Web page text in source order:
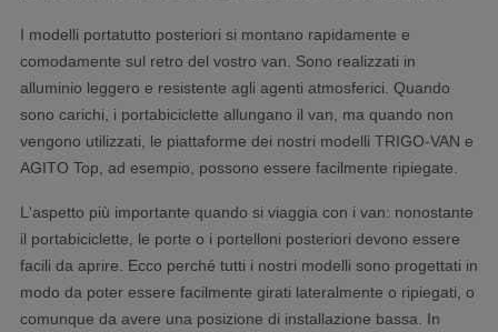
I modelli portatutto posteriori si montano rapidamente e
comodamente sul retro del vostro van. Sono realizzati in
alluminio leggero e resistente agli agenti atmosferici. Quando
sono carichi, i portabiciclette allungano il van, ma quando non
vengono utilizzati, le piattaforme dei nostri modelli TRIGO-VAN e
AGITO Top, ad esempio, possono essere facilmente ripiegate.
L'aspetto più importante quando si viaggia con i van: nonostante
il portabiciclette, le porte o i portelloni posteriori devono essere
facili da aprire. Ecco perché tutti i nostri modelli sono progettati in
modo da poter essere facilmente girati lateralmente o ripiegati, o
comunque da avere una posizione di installazione bassa. In